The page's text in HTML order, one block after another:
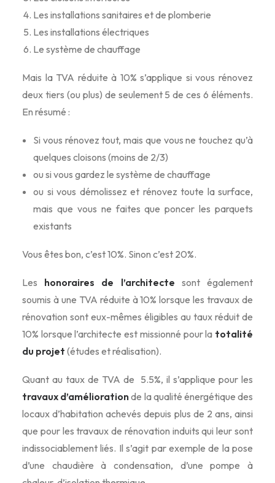
Les installations sanitaires et de plomberie
Les installations électriques
Le système de chauffage
Mais la TVA réduite à 10% s’applique si vous rénovez
deux tiers (ou plus) de seulement 5 de ces 6 éléments.
En résumé :
Si vous rénovez tout, mais que vous ne touchez qu’à
quelques cloisons (moins de 2/3)
ou si vous gardez le système de chauffage
ou si vous démolissez et rénovez toute la surface,
mais que vous ne faites que poncer les parquets
existants
Vous êtes bon, c’est 10%. Sinon c’est 20%.
Les honoraires de l’architecte sont également
soumis à une TVA réduite à 10% lorsque les travaux de
rénovation sont eux-mêmes éligibles au taux réduit de
10% lorsque l’architecte est missionné pour la totalité
du projet (études et réalisation).
Quant au taux de TVA de 5.5%, il s’applique pour les
travaux d’améliorationde la qualité énergétique des
locaux d’habitation achevés depuis plus de 2 ans, ainsi
que pour les travaux de rénovation induits qui leur sont
indissociablement liés. Il s’agit par exemple de la pose
d’une chaudière à condensation, d’une pompe à